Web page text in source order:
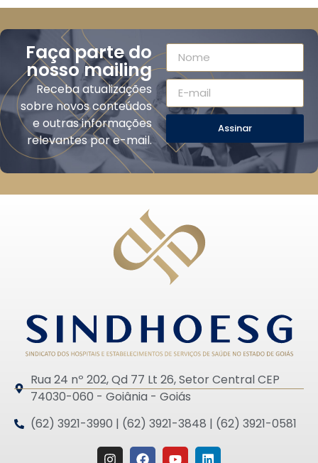
Faça parte do
nosso mailing
Receba atualizações
sobre novos conteúdos
e outras informações
relevantes por e-mail.
Assinar
Rua 24 nº 202, Qd 77 Lt 26, Setor Central CEP
74030-060 - Goiânia - Goiás
(62) 3921-3990 | (62) 3921-3848 | (62) 3921-0581